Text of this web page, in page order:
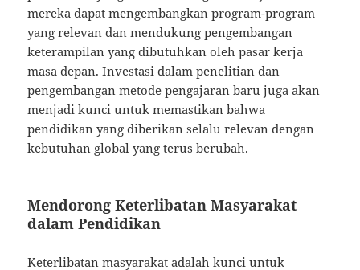
mereka dapat mengembangkan program-program
yang relevan dan mendukung pengembangan
keterampilan yang dibutuhkan oleh pasar kerja
masa depan. Investasi dalam penelitian dan
pengembangan metode pengajaran baru juga akan
menjadi kunci untuk memastikan bahwa
pendidikan yang diberikan selalu relevan dengan
kebutuhan global yang terus berubah.
Mendorong Keterlibatan Masyarakat
dalam Pendidikan
Keterlibatan masyarakat adalah kunci untuk